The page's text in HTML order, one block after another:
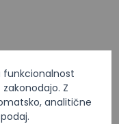
funkcionalnost
Z
analitične